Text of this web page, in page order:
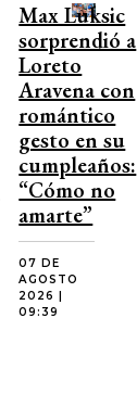
Max Luksic
sorprendió a
Loreto
Aravena con
romántico
gesto en su
cumpleaños:
“Cómo no
amarte”
07 DE
AGOSTO
2026 |
09:39